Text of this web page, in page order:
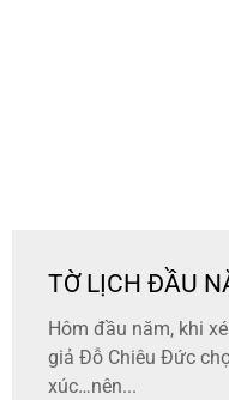
TỜ LỊCH ĐẦU
Hôm đầu năm, khi
giả Đỗ Chiêu Đức
xúc…nên...